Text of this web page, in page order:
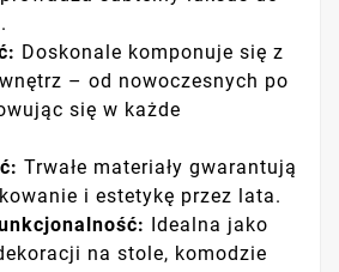
Doskonale komponuje się z
– od nowoczesnych po
się w każde
Trwałe materiały gwarantują
i estetykę przez lata.
Idealna jako
na stole, komodzie